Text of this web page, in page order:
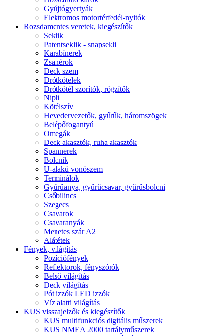
Gyújtógyertyák
Elektromos motortérfedél-nyitók
Rozsdamentes veretek, kiegészítők
Seklik
Patentseklik - snapsekli
Karabínerek
Zsanérok
Deck szem
Drótkötelek
Drótkötél szorítók, rögzítők
Nipli
Kötélszív
Hevedervezetők, gyűrűk, háromszögek
Belépőfogantyú
Omegák
Deck akasztók, ruha akasztók
Spannerek
Bolcnik
U-alakú vonószem
Terminálok
Gyűrűanya, gyűrűcsavar, gyűrűsbolcni
Csőbilincs
Szegecs
Csavarok
Csavaranyák
Menetes szár A2
Alátétek
Fények, világítás
Pozíciófények
Reflektorok, fényszórók
Belső világítás
Deck világítás
Pót izzók LED izzók
Víz alatti világítás
KUS visszajelzők és kiegészítők
KUS multifunkciós digitális műszerek
KUS NMEA 2000 tartályműszerek